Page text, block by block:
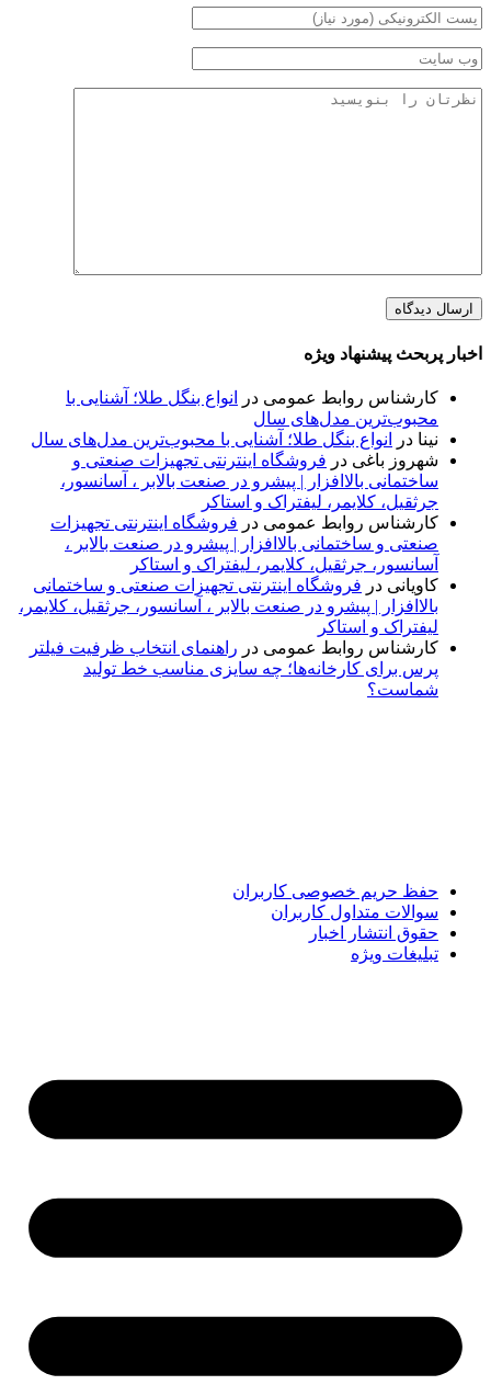
اخبار پربحث پیشنهاد ویژه
کارشناس روابط عمومی در
انواع بنگل طلا؛ آشنایی با
محبوب‌ترین مدل‌های سال
نینا در
انواع بنگل طلا؛ آشنایی با محبوب‌ترین مدل‌های سال
شهروز باغی در فروشگاه اینترنتی تجهیزات صنعتی و
ساختمانی بالاافزار | پیشرو در صنعت بالابر ، آسانسور،
جرثقیل، کلایمر، لیفتراک و استاکر
کارشناس روابط عمومی در فروشگاه اینترنتی تجهیزات
صنعتی و ساختمانی بالاافزار | پیشرو در صنعت بالابر ،
آسانسور، جرثقیل، کلایمر، لیفتراک و استاکر
کاویانی در فروشگاه اینترنتی تجهیزات صنعتی و ساختمانی
بالاافزار | پیشرو در صنعت بالابر ، آسانسور، جرثقیل، کلایمر،
لیفتراک و استاکر
کارشناس روابط عمومی در راهنمای انتخاب ظرفیت فیلتر
پرس برای کارخانه‌ها؛ چه سایزی مناسب خط تولید
شماست؟
حفظ حریم خصوصی کاربران
سوالات متداول کاربران
حقوق انتشار اخبار
تبلیغات ویژه